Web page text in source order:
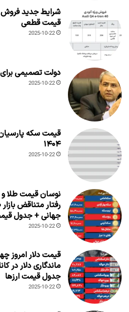
قیمت قطعی
2025-10-22
دولت تصمیمی برای
2025-10-22
۱۴۰۴
2025-10-22
نوسان قیمت طلا
رفتار متناقض
جهانی + جدول
2025-10-22
جدول قیمت ارزها
2025-10-22